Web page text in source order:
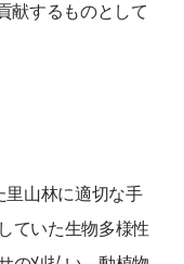
献するものとして
里山林に適切な手
ていた生物多様性